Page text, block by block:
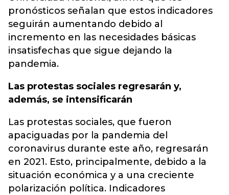
pronósticos señalan que estos indicadores
seguirán aumentando debido al
incremento en las necesidades básicas
insatisfechas que sigue dejando la
pandemia.
Las protestas sociales regresarán y,
además, se intensificarán
Las protestas sociales, que fueron
apaciguadas por la pandemia del
coronavirus durante este año, regresarán
en 2021. Esto, principalmente, debido a la
situación económica y a una creciente
polarización política. Indicadores